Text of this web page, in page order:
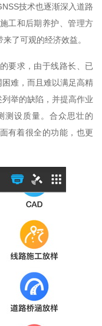
技术也逐渐深入道路
工和后期养护、管理方
了可观的经济效益。
要求，由于线路长、已
难，而且难以满足高精
举的缺陷，并提高作业
测设质量。合众思壮的
有着很全的功能，也更